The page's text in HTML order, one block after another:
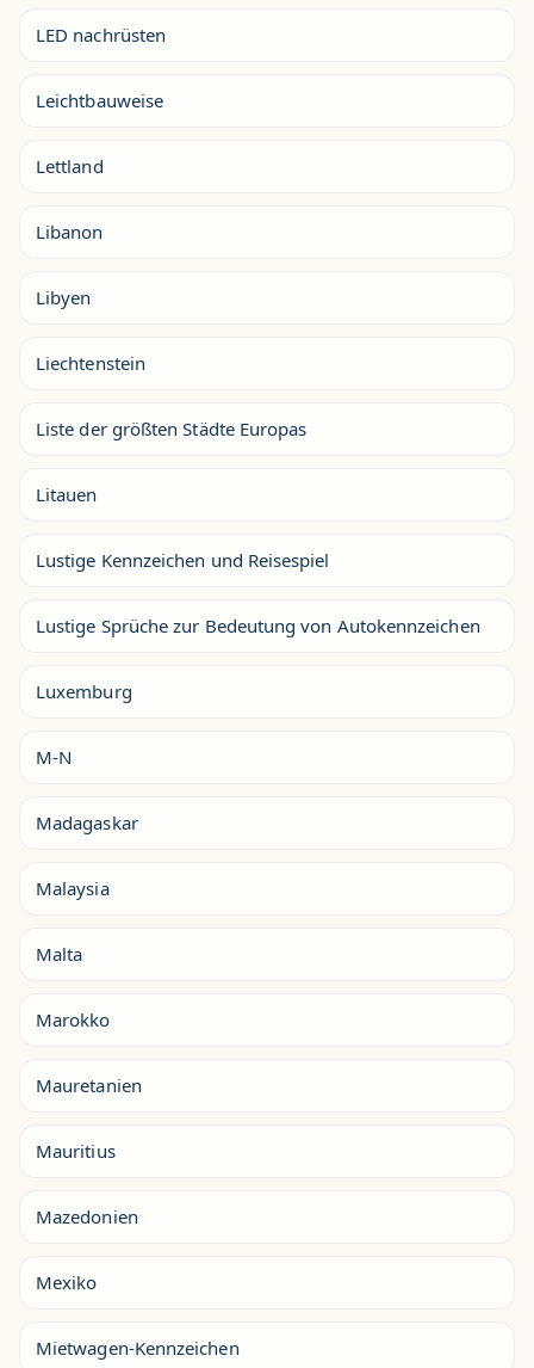
LED nachrüsten
Leichtbauweise
Lettland
Libanon
Libyen
Liechtenstein
Liste der größten Städte Europas
Litauen
Lustige Kennzeichen und Reisespiel
Lustige Sprüche zur Bedeutung von Autokennzeichen
Luxemburg
M-N
Madagaskar
Malaysia
Malta
Marokko
Mauretanien
Mauritius
Mazedonien
Mexiko
Mietwagen-Kennzeichen